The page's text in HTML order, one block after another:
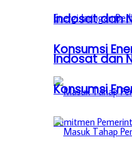
Indosat dan
Konsumsi
Indosat dan
Konsumsi